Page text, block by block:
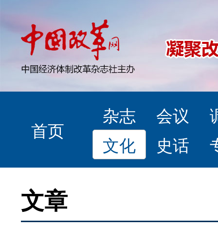
首页
杂志 会议
文化
史话
文章